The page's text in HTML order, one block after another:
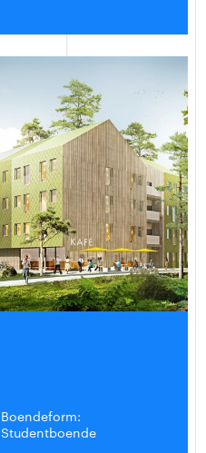
Boendeform:
Studentboende